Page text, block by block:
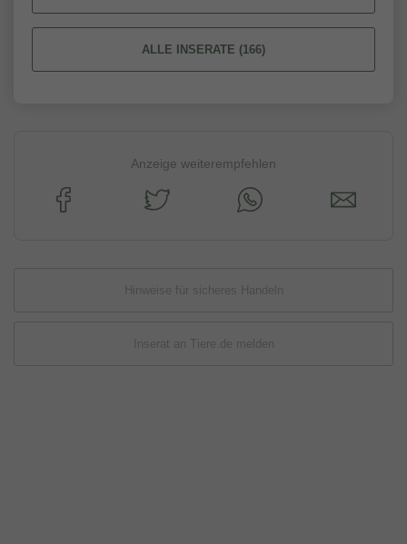
ALLE INSERATE (166)
Anzeige weiterempfehlen
Hinweise für sicheres Handeln
Inserat an Tiere.de melden